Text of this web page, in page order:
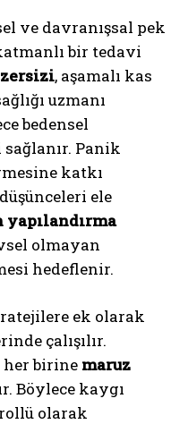
ve davranışsal pek
bir tedavi
, aşamalı kas
uzmanı
bedensel
Panik
katkı
ele
olmayan
hedeflenir.
ek olarak
çalışılır.
her birine maruz
Böylece kaygı
olarak